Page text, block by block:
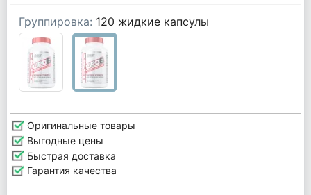
Группировка: 120 жидкие капсулы
Оригинальные товары
Выгодные цены
Быстрая доставка
Гарантия качества